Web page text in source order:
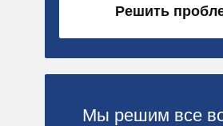
Мы решим все
Решить